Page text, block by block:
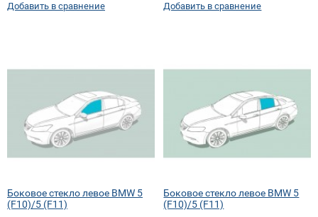
Добавить в сравнение Добавить в сравнение
Боковое стекло левое BMW 5
(F10)/5 (F11)
Боковое стекло левое BMW 5
(F10)/5 (F11)